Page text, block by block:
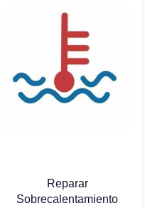
Reparar
Sobrecalentamiento